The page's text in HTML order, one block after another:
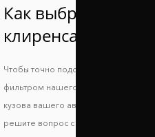
Как выбрать
клиренса Опель
Чтобы точно подобрать проставки
фильтром нашего сайта или
кузова вашего авто. Так вы
решите вопрос с дорожным